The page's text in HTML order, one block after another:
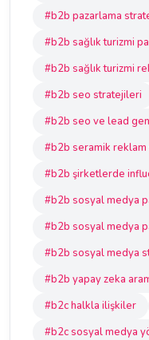
#b2b pazarlama
#b2b sağlık turizmi
#b2b sağlık turizmi
#b2b seo stratejileri
#b2b seo ve lead
#b2b seramik reklam
#b2b şirketlerde
#b2b sosyal medya
#b2b sosyal medya
#b2b sosyal medya
#b2b yapay zeka
#b2c halkla ilişkiler
#b2c sosyal medya